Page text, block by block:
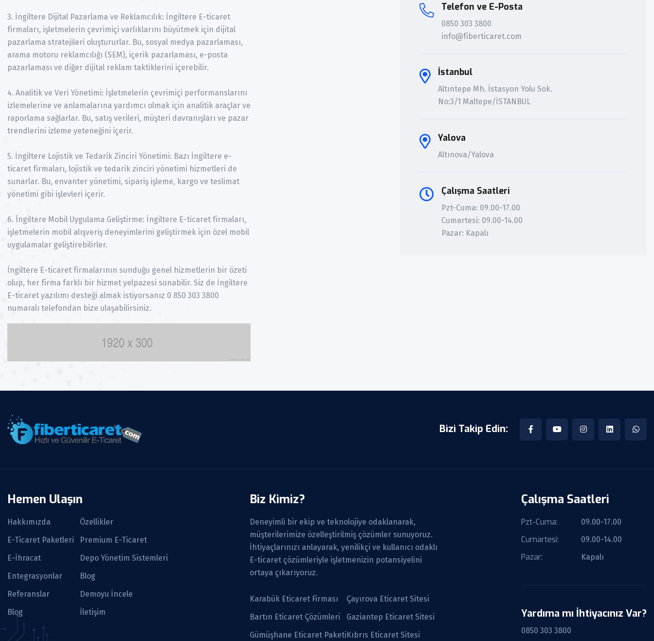
3. İngiltere Dijital Pazarlama ve Reklamcılık: İngiltere E-ticaret
firmaları, işletmelerin çevrimiçi varlıklarını büyütmek için dijital
pazarlama stratejileri oluştururlar. Bu, sosyal medya pazarlaması,
arama motoru reklamcılığı (SEM), içerik pazarlaması, e-posta
pazarlaması ve diğer dijital reklam taktiklerini içerebilir.
4. Analitik ve Veri Yönetimi: İşletmelerin çevrimiçi performanslarını
izlemelerine ve anlamalarına yardımcı olmak için analitik araçlar ve
raporlama sağlarlar. Bu, satış verileri, müşteri davranışları ve pazar
trendlerini izleme yeteneğini içerir.
5. İngiltere Lojistik ve Tedarik Zinciri Yönetimi: Bazı İngiltere e-
ticaret firmaları, lojistik ve tedarik zinciri yönetimi hizmetleri de
sunarlar. Bu, envanter yönetimi, sipariş işleme, kargo ve teslimat
yönetimi gibi işlevleri içerir.
6. İngiltere Mobil Uygulama Geliştirme: İngiltere E-ticaret firmaları,
işletmelerin mobil alışveriş deneyimlerini geliştirmek için özel mobil
uygulamalar geliştirebilirler.
İngiltere E-ticaret firmalarının sunduğu genel hizmetlerin bir özeti
olup, her firma farklı bir hizmet yelpazesi sunabilir. Siz de İngiltere
E-ticaret yazılımı desteği almak istiyorsanız 0 850 303 3800
numaralı telefondan bize ulaşabilirsiniz.
Telefon ve E-Posta
0850 303 3800
info@fiberticaret.com
İstanbul
Altıntepe Mh. İstasyon Yolu Sok.
No:3/1 Maltepe/İSTANBUL
Yalova
Altınova/Yalova
Çalışma Saatleri
Pzt-Cuma: 09.00-17.00
Cumartesi: 09.00-14.00
Pazar: Kapalı
Bizi Takip Edin:
Hemen Ulaşın
Hakkımızda
Özellikler
E-Ticaret Paketleri
Premium E-Ticaret
E-İhracat
Depo Yönetim Sistemleri
Entegrasyonlar
Blog
Referanslar
Demoyu İncele
Blog
İletişim
Biz Kimiz?
Deneyimli bir ekip ve teknolojiye odaklanarak,
müşterilerimize özelleştirilmiş çözümler sunuyoruz.
İhtiyaçlarınızı anlayarak, yenilikçi ve kullanıcı odaklı
E-ticaret çözümleriyle işletmenizin potansiyelini
ortaya çıkarıyoruz.
Karabük Eticaret Firması
Çayırova Eticaret Sitesi
Bartın Eticaret Çözümleri
Gaziantep Eticaret Sitesi
Gümüşhane Eticaret PaketiKıbrıs Eticaret Sitesi
Çalışma Saatleri
Pzt-Cuma: 09.00-17.00
Cumartesi: 09.00-14.00
Pazar: Kapalı
Yardıma mı İhtiyacınız Var?
0850 303 3800